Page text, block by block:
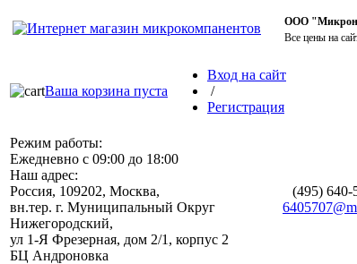
ООО
Все цены на
Ваша корзина пуста
Вход на сайт
/
Регистрация
Режим работы:
Ежедневно с 09:00 до 18:00
Наш адрес:
Россия, 109202, Москва,
вн.тер. г. Муниципальный Округ
Нижегородский,
ул 1-Я Фрезерная, дом 2/1, корпус 2
БЦ Андроновка
(495) 640-